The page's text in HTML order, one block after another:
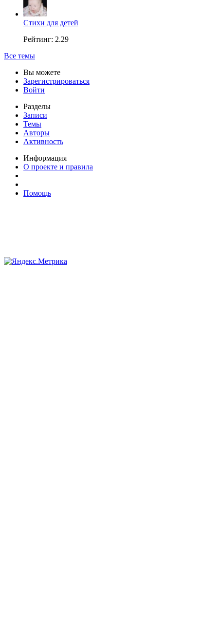
Стихи для детей
Рейтинг: 2.29
Все темы
Вы можете
Зарегистрироваться
Войти
Разделы
Записи
Темы
Авторы
Активность
Информация
О проекте и правила
Помощь